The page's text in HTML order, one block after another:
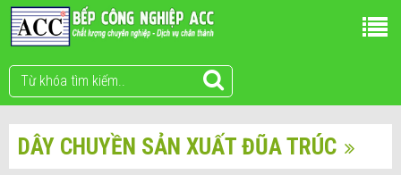
DÂY CHUYỀN SẢN XUẤT ĐŨA TRÚC